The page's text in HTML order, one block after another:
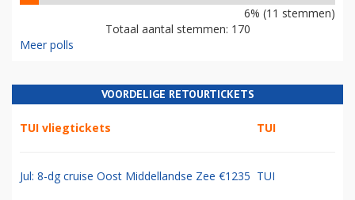
6% (11 stemmen)
Totaal aantal stemmen: 170
Meer polls
VOORDELIGE RETOURTICKETS
TUI vliegtickets TUI
Jul: 8-dg cruise Oost Middellandse Zee €1235 TUI